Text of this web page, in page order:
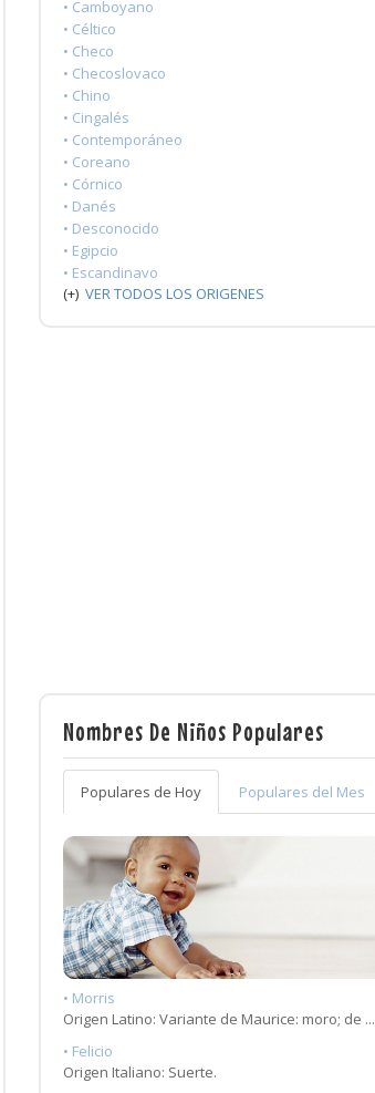
• Camboyano
• Céltico
• Checo
• Checoslovaco
• Chino
• Cingalés
• Contemporáneo
• Coreano
• Córnico
• Danés
• Desconocido
• Egipcio
• Escandinavo
(+) VER TODOS LOS ORIGENES
Nombres De Niños Populares
Populares de Hoy Populares del Mes
• Morris
Origen Latino: Variante de Maurice: moro; de ...
• Felicio
Origen Italiano: Suerte.